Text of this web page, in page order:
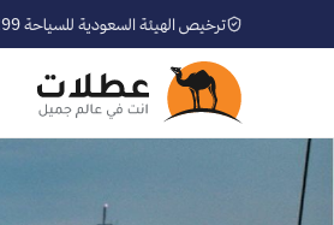
ترخيص الهيئة السعودية للسياحة 73105299